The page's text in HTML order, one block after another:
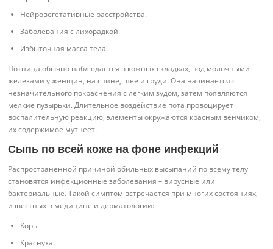
Нейровегетативные расстройства.
Заболевания с лихорадкой.
Избыточная масса тела.
Потница обычно наблюдается в кожных складках, под молочными
железами у женщин, на спине, шее и груди. Она начинается с
незначительного покраснения с легким зудом, затем появляются
мелкие пузырьки. Длительное воздействие пота провоцирует
воспалительную реакцию, элементы окружаются красным венчиком,
их содержимое мутнеет.
Сыпь по всей коже на фоне инфекций
Распространенной причиной обильных высыпаний по всему телу
становятся инфекционные заболевания – вирусные или
бактериальные. Такой симптом встречается при многих состояниях,
известных в медицине и дерматологии:
Корь.
Краснуха.